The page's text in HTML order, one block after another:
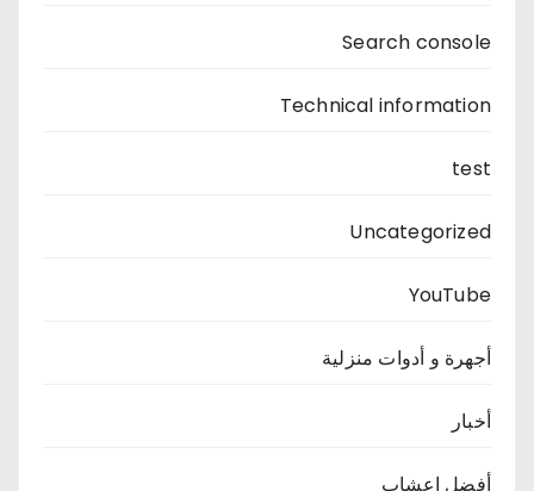
Search console
Technical information
test
Uncategorized
YouTube
أجهرة و أدوات منزلية
أخبار
أفضل اعشاب